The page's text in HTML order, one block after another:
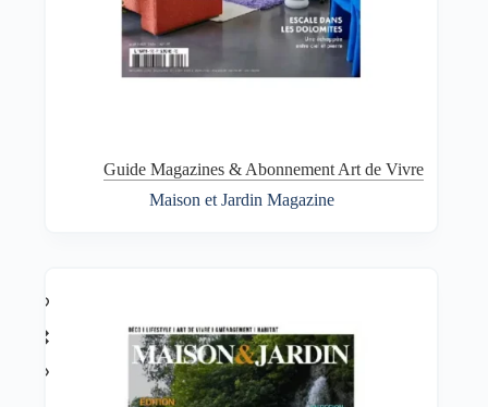
Guide Magazines & Abonnement Art de Vivre
Maison et Jardin Magazine